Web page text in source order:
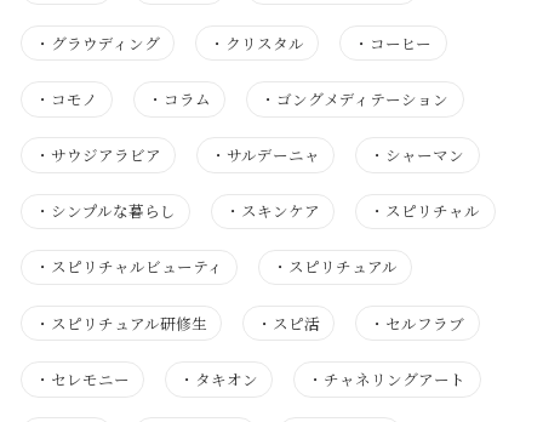
・ グラウディング ・ クリスタル ・ コーヒー
・ コモノ ・ コラム ・ ゴングメディテーション
・ サウジアラビア ・ サルデーニャ ・ シャーマン
・ シンプルな暮らし ・ スキンケア ・ スピリチャル
・ スピリチャルビューティ ・ スピリチュアル
・ スピリチュアル研修生 ・ スピ活 ・ セルフラブ
・ セレモニー ・ タキオン ・ チャネリングアート